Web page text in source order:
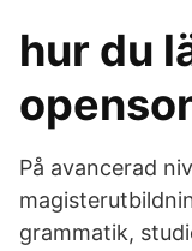
hur du
På avancerad
grammatik,